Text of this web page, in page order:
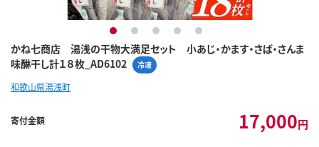
かね七商店 湯浅の干物大満足セット 小あじ・かます・さば・さんま
味醂干し計１８枚_AD6102
冷凍
1 2 3 4 5
和歌山県湯浅町
寄付金額 17,000円